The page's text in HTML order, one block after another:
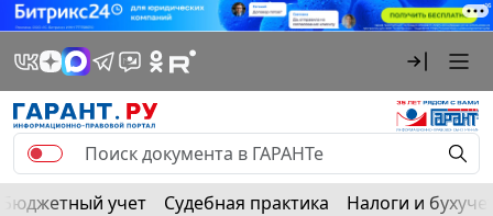
Бюджетный учет Судебная практика Налоги и